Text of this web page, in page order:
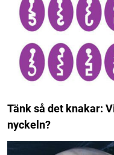
Tänk så det knakar:
nyckeln?